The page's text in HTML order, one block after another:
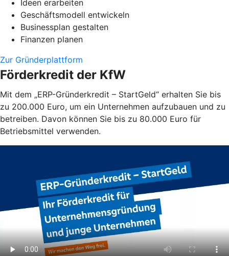
Ideen erarbeiten
Geschäftsmodell entwickeln
Businessplan gestalten
Finanzen planen
Zur Gründerplattform
Förderkredit der KfW
Mit dem „ERP-Gründerkredit – StartGeld“ erhalten Sie bis
zu 200.000 Euro, um ein Unternehmen aufzubauen und zu
betreiben. Davon können Sie bis zu 80.000 Euro für
Betriebsmittel verwenden.